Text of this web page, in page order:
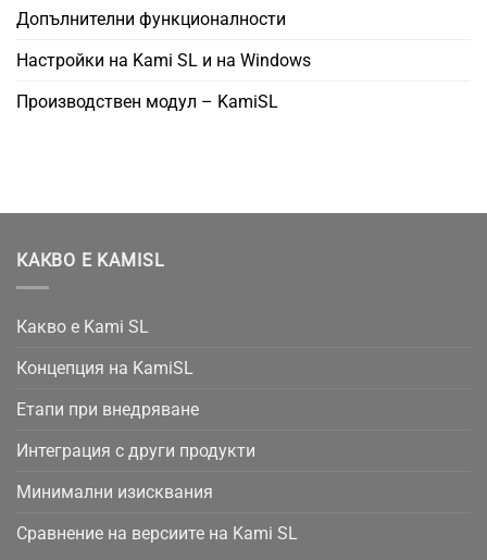
Допълнителни функционалности
Настройки на Kami SL и на Windows
Производствен модул – KamiSL
КАКВО Е KAMISL
Какво е Kami SL
Концепция на KamiSL
Етапи при внедряване
Интеграция с други продукти
Минимални изисквания
Сравнение на версиите на Kami SL